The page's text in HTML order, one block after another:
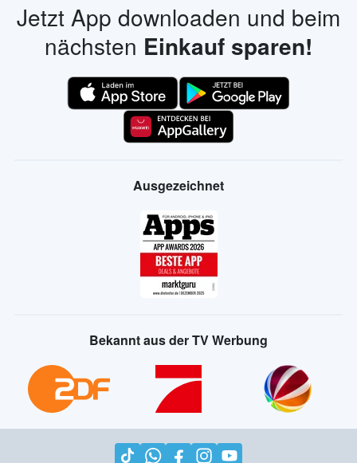
Jetzt App downloaden und beim
nächsten Einkauf sparen!
Ausgezeichnet
Bekannt aus der TV Werbung